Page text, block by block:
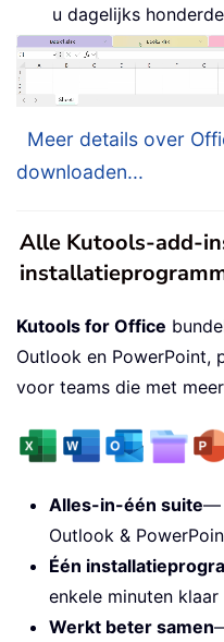
u dagelijks
Meer details over
downloaden...
Alle Kutools-add-
Kutools for Office
Outlook en PowerPoint,
voor teams die met
Alles-in-één suite—
Outlook &
Één
enkele minuten
Werkt beter samen